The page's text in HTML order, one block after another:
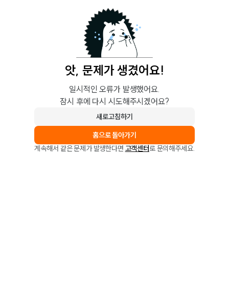
앗, 문제가 생겼어요!
일시적인 오류가 발생했어요.
잠시 후에 다시 시도해주시겠어요?
새로고침하기
홈으로 돌아가기
계속해서 같은 문제가 발생한다면 고객센터로 문의해주세요.